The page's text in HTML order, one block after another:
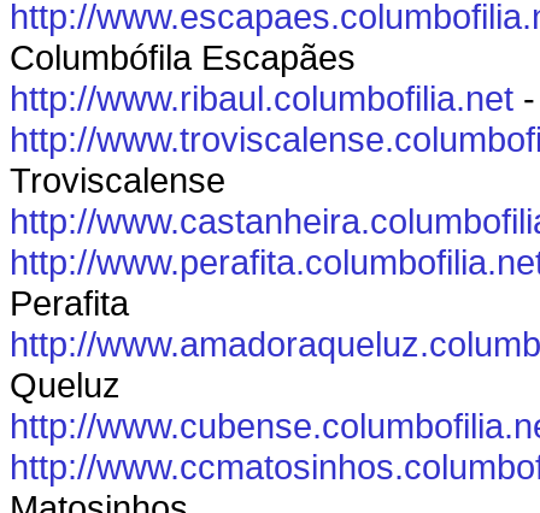
http://
Columbófila Escapães
http://www.ribaul.columbofilia.net
http://
Troviscalense
http://
http://
Perafita
http://
Queluz
http://
http://